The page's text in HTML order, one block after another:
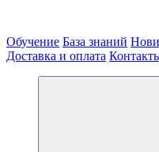
Обучение База знаний
Доставка и оплата